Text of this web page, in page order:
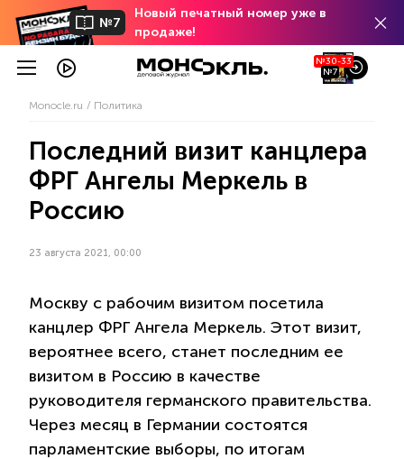
№7
Новый печатный номер уже в
продаже!
№30-33
№7
Monocle.ru Политика
Последний визит канцлера
ФРГ Ангелы Меркель в
Россию
23 августа 2021, 00:00
Москву с рабочим визитом посетила
канцлер ФРГ Ангела Меркель. Этот визит,
вероятнее всего, станет последним ее
визитом в Россию в качестве
руководителя германского правительства.
Через месяц в Германии состоятся
парламентские выборы, по итогам